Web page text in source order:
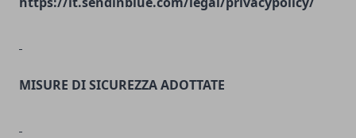
MISURE DI SICUREZZA ADOTTATE